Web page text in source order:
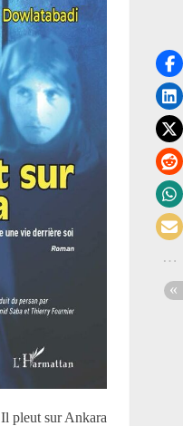
Il pleut sur Ankara